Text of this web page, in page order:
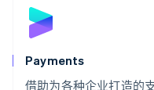
Payments
借助为各种企业打造的
English
斯洛文尼亚
泰国
ไทยEnglish